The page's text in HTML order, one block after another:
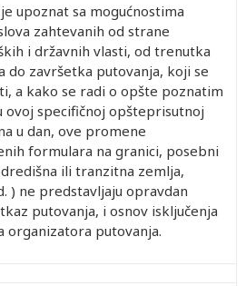
upoznat sa mogućnostima
zahtevanih od strane
i državnih vlasti, od trenutka
do završetka putovanja, koji se
a kako se radi o opšte poznatim
ovoj specifičnoj opšteprisutnoj
u dan, ove promene
formulara na granici, posebni
ili tranzitna zemlja,
) ne predstavljaju opravdan
putovanja, i osnov isključenja
organizatora putovanja.